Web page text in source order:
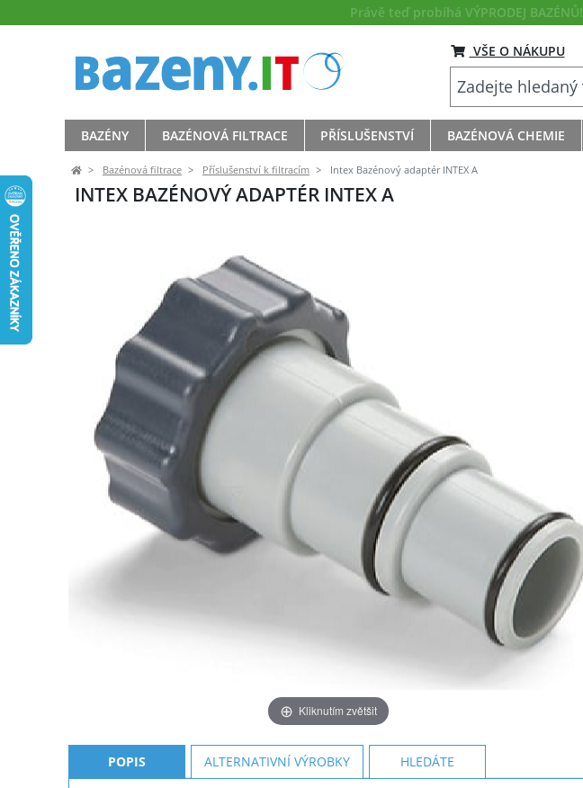
Právě teď probíhá VÝPRODEJ BAZÉNŮ!
VŠE O NÁKUPU
BAZÉNY BAZÉNOVÁ FILTRACE PŘÍSLUŠENSTVÍ BAZÉNOVÁ CHEMIE
Bazénová filtrace Příslušenství k filtracím Intex Bazénový adaptér INTEX A
INTEX BAZÉNOVÝ ADAPTÉR INTEX A
Kliknutím zvětšit
POPIS ALTERNATIVNÍ VÝROBKY HLEDÁTE